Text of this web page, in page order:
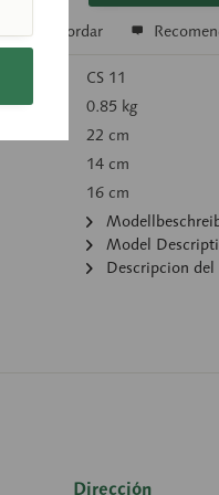
Recordar
CS 11
0.85 kg
22 cm
14 cm
16 cm
Model
Descripcion
Dirección